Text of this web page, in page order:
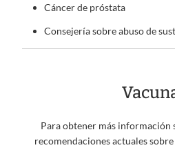
Cáncer de próstata
Consejería sobre abuso de
Para obtener más información
recomendaciones actuales